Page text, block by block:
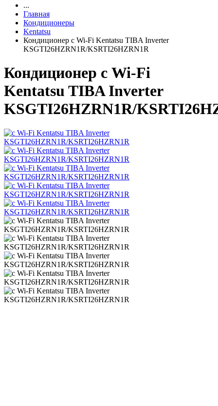
...
Главная
Кондиционеры
Kentatsu
Кондиционер с Wi-Fi Kentatsu TIBA Inverter
KSGTI26HZRN1R/KSRTI26HZRN1R
Кондиционер с Wi-Fi
Kentatsu TIBA Inverter
KSGTI26HZRN1R/